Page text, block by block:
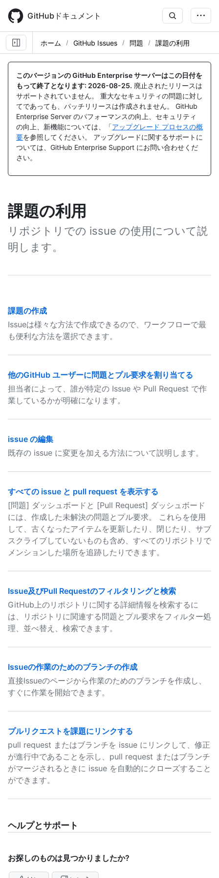
main
content
GitHubドキュメント
ホーム GitHub Issues 問題 課題の利用
このバージョンの GitHub Enterprise サーバーはこの日付を
もって終了となります: 2026-08-25. 廃止されたリリースは
サポートされていません。 重大なセキュリティの問題に対し
てであっても、パッチリリースは作成されません。 GitHub
Enterprise Server のパフォーマンスの向上、セキュリティ
の向上、新機能については、「アップグレード プロセスの概
要を参照してください。 アップグレードに関するサポートに
ついては、GitHub Enterprise Support にお問い合わせくだ
さい。
課題の利用
リポジトリでの issue の使用について説
明します。
課題の作成
Issueは様々な方法で作成できるので、ワークフローで最
も便利な方法を選択できます。
他のGitHub ユーザーに問題とプル要求を割り当てる
担当者によって、誰が特定の Issue や Pull Request で作
業しているかが明確になります。
issue の編集
既存の issue に変更を加える方法について説明します。
すべての issue と pull request を表示する
[問題] ダッシュボードと [Pull Request] ダッシュボード
には、作成した未解決の問題とプル要求。 これらを使用
して、古くなったアイテムを更新したり、閉じたり、サブ
スクライブしていないものも含め、すべてのリポジトリで
メンションした場所を追跡したりできます。
Issue及びPull Requestのフィルタリングと検索
GitHub上のリポジトリに関する詳細情報を検索するに
は、リポジトリに関連する問題とプル要求をフィルター処
理、並べ替え、検索できます。
Issueの作業のためのブランチの作成
直接Issueのページから作業のためのブランチを作成し、
すぐに作業を開始できます。
プルリクエストを課題にリンクする
pull request またはブランチを issue にリンクして、修正
が進行中であることを示し、pull request またはブランチ
がマージされるときに issue を自動的にクローズすること
ができます。
ヘルプとサポート
お探しのものは見つかりましたか?